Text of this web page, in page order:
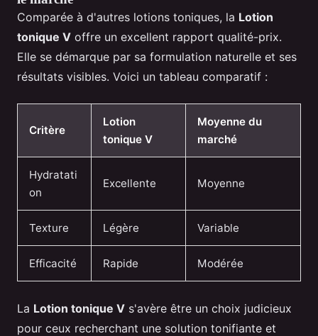
Comparée à d'autres lotions toniques, la Lotion
tonique V offre un excellent rapport qualité-prix.
Elle se démarque par sa formulation naturelle et ses
résultats visibles. Voici un tableau comparatif :
Critère
Lotion
tonique V
Moyenne du
marché
Hydratati
on
Excellente Moyenne
Texture Légère Variable
Efficacité Rapide Modérée
La Lotion tonique V s'avère être un choix judicieux
pour ceux recherchant une solution tonifiante et